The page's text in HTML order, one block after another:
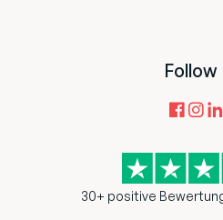
Follow
30+ positive